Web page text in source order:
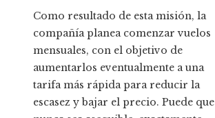
Como resultado de esta misión, la
compañía planea comenzar vuelos
mensuales, con el objetivo de
aumentarlos eventualmente a una
tarifa más rápida para reducir la
escasez y bajar el precio. Puede que